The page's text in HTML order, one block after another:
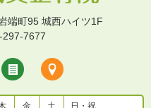
端町95 城西ハイツ1F
297-7677
金 土 日・祝